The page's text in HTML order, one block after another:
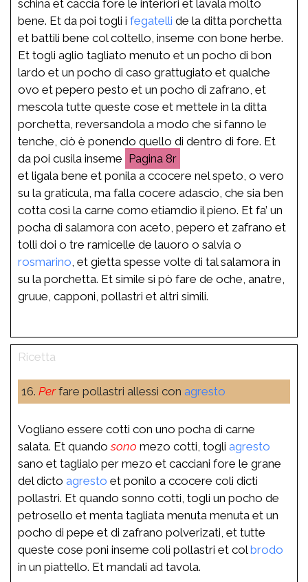
schina et caccia fore le interiori et lavala molto
bene. Et da poi togli i fegatelli de la ditta porchetta
et battili bene col coltello, inseme con bone herbe.
Et togli aglio tagliato menuto et un pocho di bon
lardo et un pocho di caso grattugiato et qualche
ovo et pepero pesto et un pocho di zafrano, et
mescola tutte queste cose et mettele in la ditta
porchetta, reversandola a modo che si fanno le
tenche, ciò è ponendo quello di dentro di fore. Et
da poi cusila inseme
8r
et ligala bene et ponila a ccocere nel speto, o vero
su la graticula, ma falla cocere adascio, che sia ben
cotta così la carne como etiamdio il pieno. Et fa’ un
pocha di salamora con aceto, pepero et zafrano et
tolli doi o tre ramicelle de lauoro o salvia o
rosmarino , et gietta spesse volte di tal salamora in
su la porchetta. Et simile si pò fare de oche, anatre,
gruue, capponi, pollastri et altri simili.
16. Perfare pollastri allessi con agresto
Vogliano essere cotti con uno pocha di carne
salata. Et quandosono mezo cotti, togli agresto
sano et taglialo per mezo et cacciani fore le grane
del dicto agresto et ponilo a ccocere coli dicti
pollastri. Et quando sonno cotti, togli un pocho de
petrosello et menta tagliata menuta menuta et un
pocho di pepe et di zafrano polverizati, et tutte
queste cose poni inseme coli pollastri et colbrodo
in un piattello. Et mandali ad tavola.